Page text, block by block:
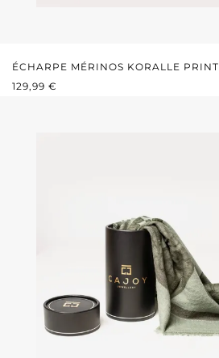
ÉCHARPE MÉRINOS KORALLE PRINT
PRIX RÉGULIER :
129,99 €